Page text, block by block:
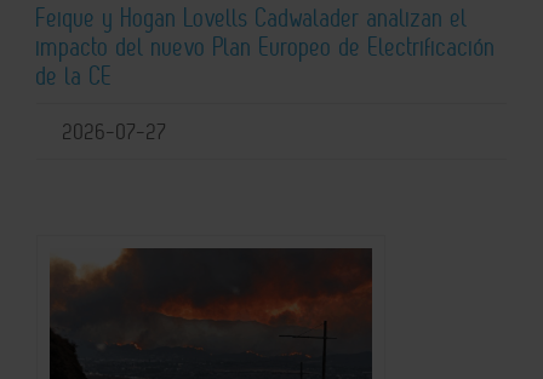
Feique y Hogan Lovells Cadwalader analizan el
impacto del nuevo Plan Europeo de Electrificación
de la CE
2026-07-27